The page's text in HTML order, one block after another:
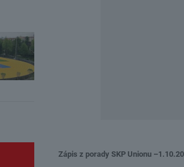
Zápis z porady SKP Unionu